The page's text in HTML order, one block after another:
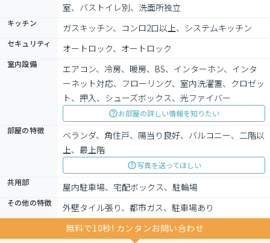
室、バストイレ別、洗面所独立
キッチン ガスキッチン、コンロ2口以上、システムキッチン
セキュリティ オートロック、オートロック
室内設備
エアコン、冷房、暖房、BS、インターホン、インタ
ーネット対応、フローリング、室内洗濯置、クロゼッ
ト、押入、シューズボックス、光ファイバー
お部屋の詳しい情報を知りたい
部屋の特徴
ベランダ、角住戸、陽当り良好、バルコニー、二階以
上、最上階
写真を送ってほしい
共用部
屋内駐車場、宅配ボックス、駐輪場
その他の特徴
外壁タイル張り、都市ガス、駐車場あり
無料で10秒! カンタンお問い合わせ